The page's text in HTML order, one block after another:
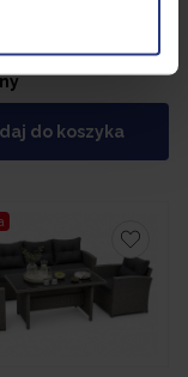
stolik komplet
do koszyka